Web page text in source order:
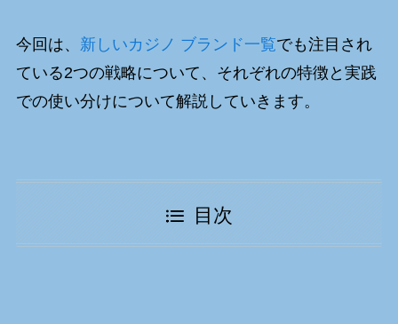
今回は、 新しいカジノ ブランド一覧でも注目され
ている2つの戦略について、それぞれの特徴と実践
での使い分けについて解説していきます。
目次